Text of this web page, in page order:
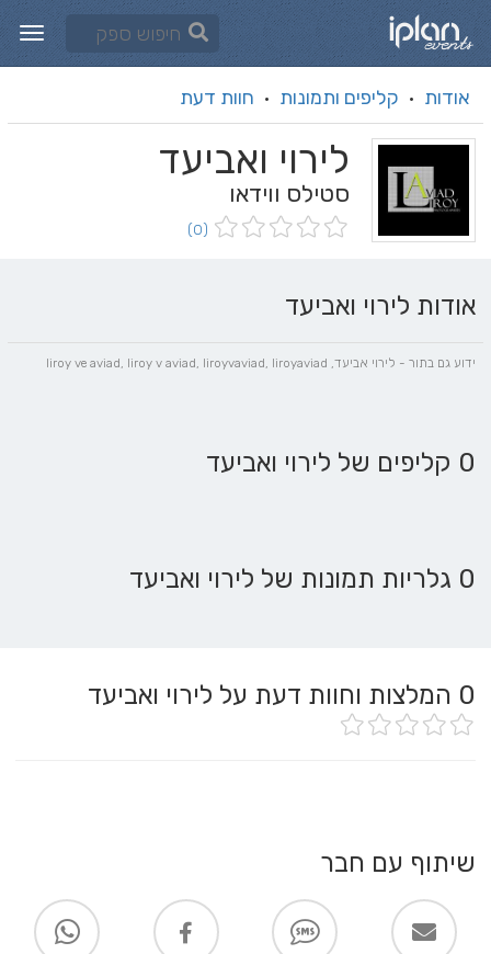
אודות · קליפים ותמונות · חוות דעת
לירוי ואביעד
סטילס ווידאו
(0)
אודות לירוי ואביעד
ידוע גם בתור - לירוי אביעד, liroy ve aviad, liroy v aviad, liroyvaviad, liroyaviad
0 קליפים של לירוי ואביעד
0 גלריות תמונות של לירוי ואביעד
0 המלצות וחוות דעת על לירוי ואביעד
שיתוף עם חבר